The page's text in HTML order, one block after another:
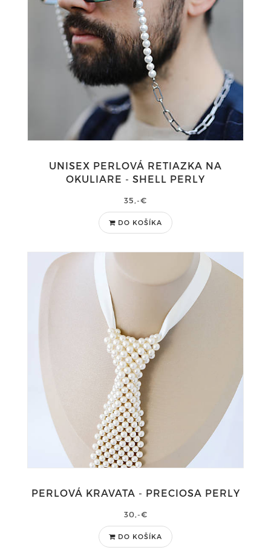
UNISEX PERLOVÁ RETIAZKA NA
OKULIARE - SHELL PERLY
35,-€
DO KOŠÍKA
PERLOVÁ KRAVATA - PRECIOSA PERLY
30,-€
DO KOŠÍKA